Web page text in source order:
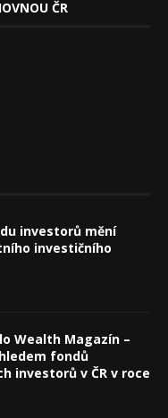
ČR
investorů mění
investičního
Wealth Magazín –
fondů
investorů v ČR v roce